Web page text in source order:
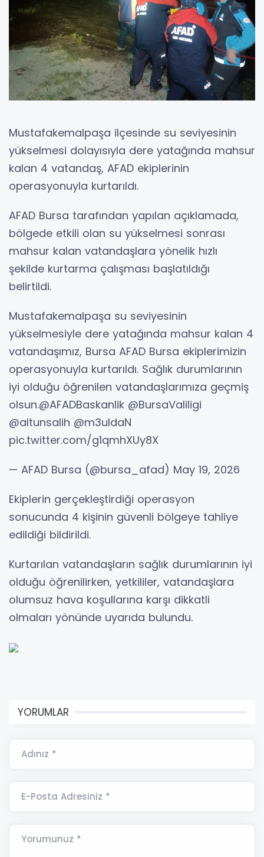
Mustafakemalpaşa ilçesinde su seviyesinin
yükselmesi dolayısıyla dere yatağında mahsur
kalan 4 vatandaş, AFAD ekiplerinin
operasyonuyla kurtarıldı.
AFAD Bursa tarafından yapılan açıklamada,
bölgede etkili olan su yükselmesi sonrası
mahsur kalan vatandaşlara yönelik hızlı
şekilde kurtarma çalışması başlatıldığı
belirtildi.
Mustafakemalpaşa su seviyesinin
yükselmesiyle dere yatağında mahsur kalan 4
vatandaşımız, Bursa AFAD Bursa ekiplerimizin
operasyonuyla kurtarıldı. Sağlık durumlarının
iyi olduğu öğrenilen vatandaşlarımıza geçmiş
olsun.@AFADBaskanlik @BursaValiligi
@altunsalih @m3uldaN
pic.twitter.com/g1qmhXUy8X
— AFAD Bursa (@bursa_afad) May 19, 2026
Ekiplerin gerçekleştirdiği operasyon
sonucunda 4 kişinin güvenli bölgeye tahliye
edildiği bildirildi.
Kurtarılan vatandaşların sağlık durumlarının iyi
olduğu öğrenilirken, yetkililer, vatandaşlara
olumsuz hava koşullarına karşı dikkatli
olmaları yönünde uyarıda bulundu.
YORUMLAR
Adınız *
E-Posta Adresiniz *
Yorumunuz *